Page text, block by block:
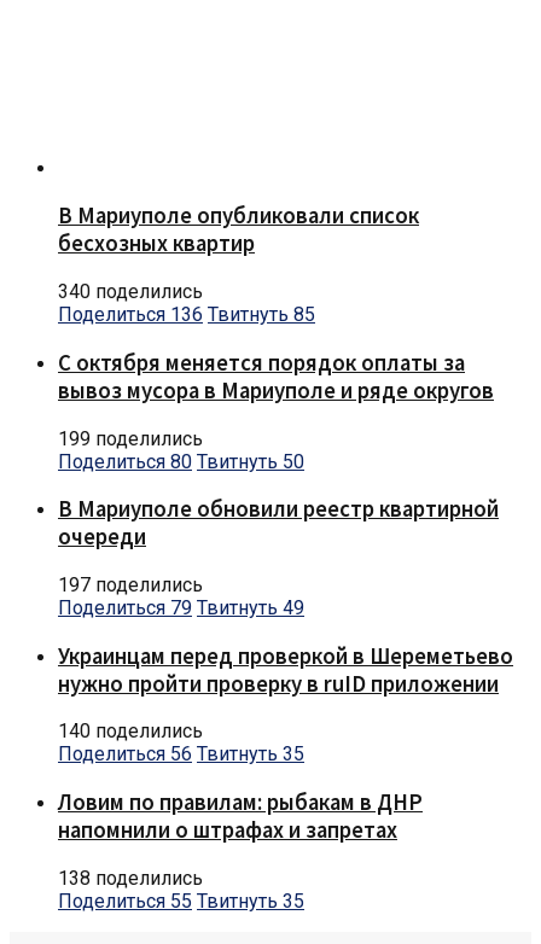
В Мариуполе опубликовали список
бесхозных квартир
340 поделились
Поделиться 136 Твитнуть 85
С октября меняется порядок оплаты за
вывоз мусора в Мариуполе и ряде округов
199 поделились
Поделиться 80 Твитнуть 50
В Мариуполе обновили реестр квартирной
очереди
197 поделились
Поделиться 79 Твитнуть 49
Украинцам перед проверкой в Шереметьево
нужно пройти проверку в ruID приложении
140 поделились
Поделиться 56 Твитнуть 35
Ловим по правилам: рыбакам в ДНР
напомнили о штрафах и запретах
138 поделились
Поделиться 55 Твитнуть 35